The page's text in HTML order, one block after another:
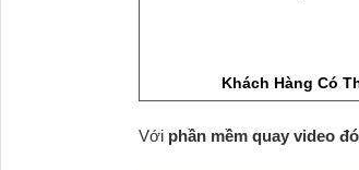
Khách Hàng Có
Với phần mềm quay video